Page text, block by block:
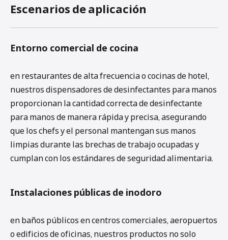
Escenarios de aplicación
Entorno comercial de cocina
en restaurantes de alta frecuencia o cocinas de hotel,
nuestros dispensadores de desinfectantes para manos
proporcionan la cantidad correcta de desinfectante
para manos de manera rápida y precisa, asegurando
que los chefs y el personal mantengan sus manos
limpias durante las brechas de trabajo ocupadas y
cumplan con los estándares de seguridad alimentaria.
Instalaciones públicas de inodoro
en baños públicos en centros comerciales, aeropuertos
o edificios de oficinas, nuestros productos no solo